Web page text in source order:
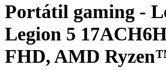
Portátil gaming -
Legion 5
FHD, AMD